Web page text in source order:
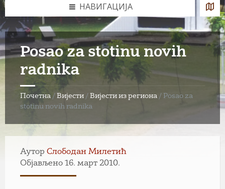
НАВИГАЦИЈА
Posao za stotinu novih
radnika
Почетна / Вијести / Вијести из региона / Posao za
stotinu novih radnika
Аутор Слободан Милетић
Објављено 16. март 2010.